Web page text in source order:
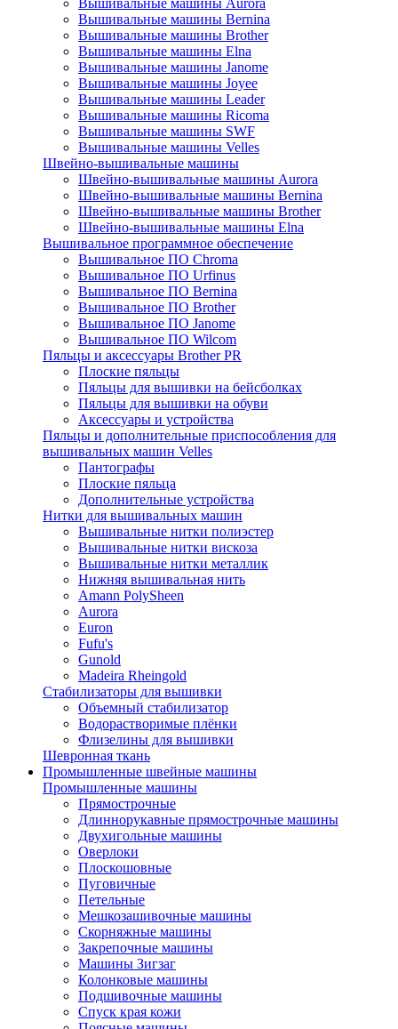
Вышивальные машины Aurora
Вышивальные машины Bernina
Вышивальные машины Brother
Вышивальные машины Elna
Вышивальные машины Janome
Вышивальные машины Joyee
Вышивальные машины Leader
Вышивальные машины Ricoma
Вышивальные машины SWF
Вышивальные машины Velles
Швейно-вышивальные машины
Швейно-вышивальные машины Aurora
Швейно-вышивальные машины Bernina
Швейно-вышивальные машины Brother
Швейно-вышивальные машины Elna
Вышивальное программное обеспечение
Вышивальное ПО Chroma
Вышивальное ПО Urfinus
Вышивальное ПО Bernina
Вышивальное ПО Brother
Вышивальное ПО Janome
Вышивальное ПО Wilcom
Пяльцы и аксессуары Brother PR
Плоские пяльцы
Пяльцы для вышивки на бейсболках
Пяльцы для вышивки на обуви
Аксессуары и устройства
Пяльцы и дополнительные приспособления для
вышивальных машин Velles
Пантографы
Плоские пяльца
Дополнительные устройства
Нитки для вышивальных машин
Вышивальные нитки полиэстер
Вышивальные нитки вискоза
Вышивальные нитки металлик
Нижняя вышивальная нить
Amann PolySheen
Aurora
Euron
Fufu's
Gunold
Madeira Rheingold
Стабилизаторы для вышивки
Объемный стабилизатор
Водорастворимые плёнки
Флизелины для вышивки
Шевронная ткань
Промышленные швейные машины
Промышленные машины
Прямострочные
Длиннорукавные прямострочные машины
Двухигольные машины
Оверлоки
Плоскошовные
Пуговичные
Петельные
Мешкозашивочные машины
Скорняжные машины
Закрепочные машины
Машины Зигзаг
Колонковые машины
Подшивочные машины
Спуск края кожи